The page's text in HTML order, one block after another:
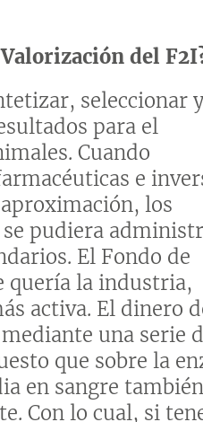
del
seleccionar
para el
Cuando
e
los
pudiera
El Fondo de
quería la industria,
activa. El dinero
una serie
que sobre la
en sangre también
Con lo cual, si